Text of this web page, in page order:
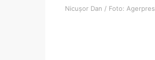
Nicușor Dan / Foto: Agerpres